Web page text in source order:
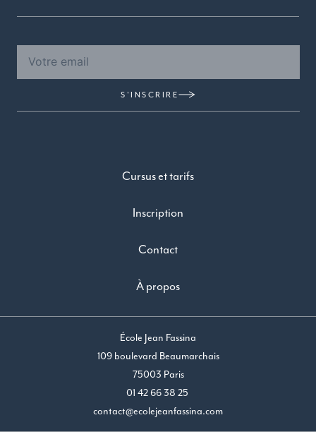
S'INSCRIRE
Cursus et tarifs
Inscription
Contact
À propos
École Jean Fassina
109 boulevard Beaumarchais
75003 Paris
01 42 66 38 25
contact@ecolejeanfassina.com